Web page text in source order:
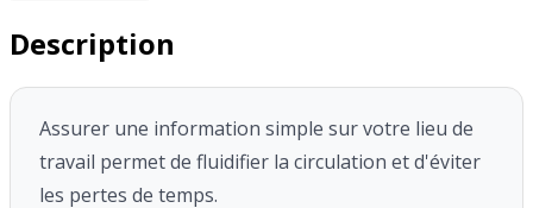
Description
Assurer une information simple sur votre lieu de
travail permet de fluidifier la circulation et d'éviter
les pertes de temps.